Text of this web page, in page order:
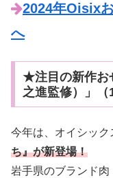
2024年Oisix
へ
★注目の新作お
之進監修）」（
今年は、オイシッ
ち』が新登場！
岩手県のブランド